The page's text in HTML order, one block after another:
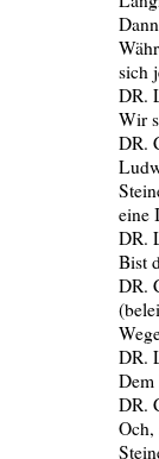
sich
DR.
Wir
DR.
eine
DR.
Bist
DR.
DR.
Dem
DR.
Och,